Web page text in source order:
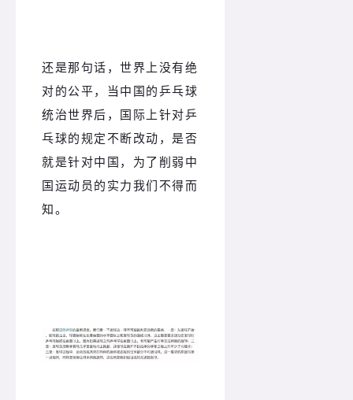
还是那句话，世界上没有绝
对的公平，当中国的乒乓球
统治世界后，国际上针对乒
乓球的规定不断改动，是否
就是针对中国，为了削弱中
国运动员的实力我们不得而
知。